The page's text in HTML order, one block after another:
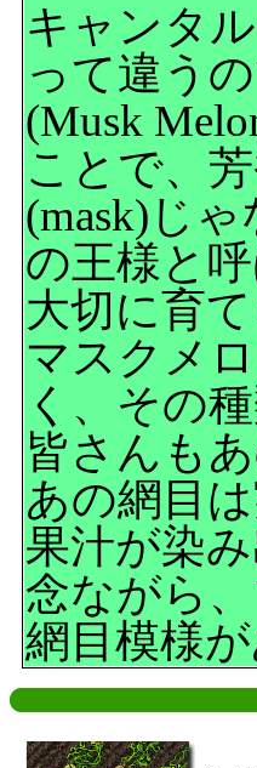
キャンタ
って違う
(Musk
ことで、
(mask)じ
の王様と
大切に育
マスクメ
く、その
皆さんも
あの網目
果汁が染
念ながら
網目模様